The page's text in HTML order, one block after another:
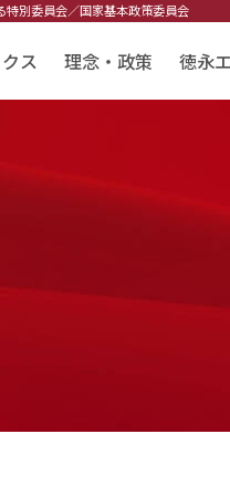
特別委員会／国家基本政策委員会
ス 理念・政策 徳永